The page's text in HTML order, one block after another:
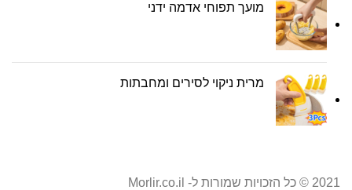
מועך תפוחי אדמה ידני
מרית ניקוי לסירים ומחבתות
2021 © כל הזכויות שמורות ל- Morlir.co.il